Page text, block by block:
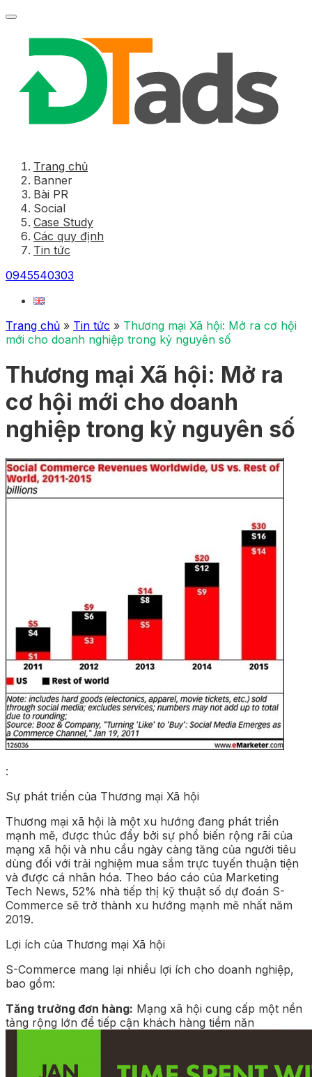
Trang chủ
Banner
Bài PR
Social
Case Study
Các quy định
Tin tức
0945540303
Trang chủ » Tin tức » Thương mại Xã hội: Mở ra cơ hội
mới cho doanh nghiệp trong kỷ nguyên số
Thương mại Xã hội: Mở ra
cơ hội mới cho doanh
nghiệp trong kỷ nguyên số
:
Sự phát triển của Thương mại Xã hội
Thương mại xã hội là một xu hướng đang phát triển
mạnh mẽ, được thúc đẩy bởi sự phổ biến rộng rãi của
mạng xã hội và nhu cầu ngày càng tăng của người tiêu
dùng đối với trải nghiệm mua sắm trực tuyến thuận tiện
và được cá nhân hóa. Theo báo cáo của Marketing
Tech News, 52% nhà tiếp thị kỹ thuật số dự đoán S-
Commerce sẽ trở thành xu hướng mạnh mẽ nhất năm
2019.
Lợi ích của Thương mại Xã hội
S-Commerce mang lại nhiều lợi ích cho doanh nghiệp,
bao gồm:
Tăng trưởng đơn hàng: Mạng xã hội cung cấp một nền
tảng rộng lớn để tiếp cận khách hàng tiềm năn